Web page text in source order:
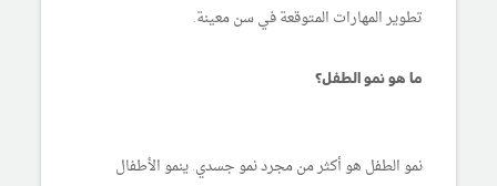
تطوير المهارات المتوقعة في سن معينة.
ما هو نمو الطفل؟
نمو الطفل هو أكثر من مجرد نمو جسدي. ينمو الأطفال